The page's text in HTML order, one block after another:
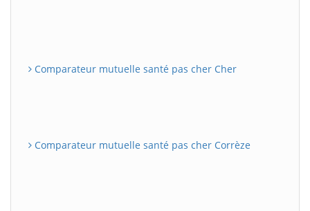
Comparateur mutuelle santé pas cher Cher
Comparateur mutuelle santé pas cher Corrèze